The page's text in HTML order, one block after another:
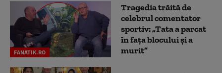
FANATIK.RO
Tragedia trăită de
celebrul comentator
sportiv: „Tata a parcat
în fața blocului și a
murit”